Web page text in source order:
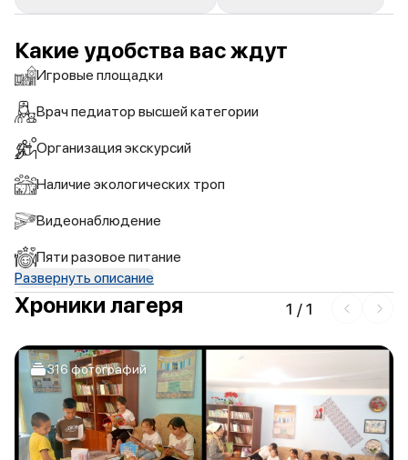
Какие удобства вас ждут
Игровые площадки
Врач педиатор высшей категории
Организация экскурсий
Наличие экологических троп
Видеонаблюдение
Пяти разовое питание
Развернуть описание
Хроники лагеря 1 /1
316 фотографий